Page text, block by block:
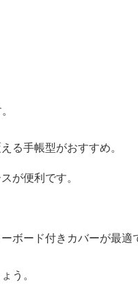
る手帳型がおすすめ。
が便利です。
ボード付きカバーが最適
う。